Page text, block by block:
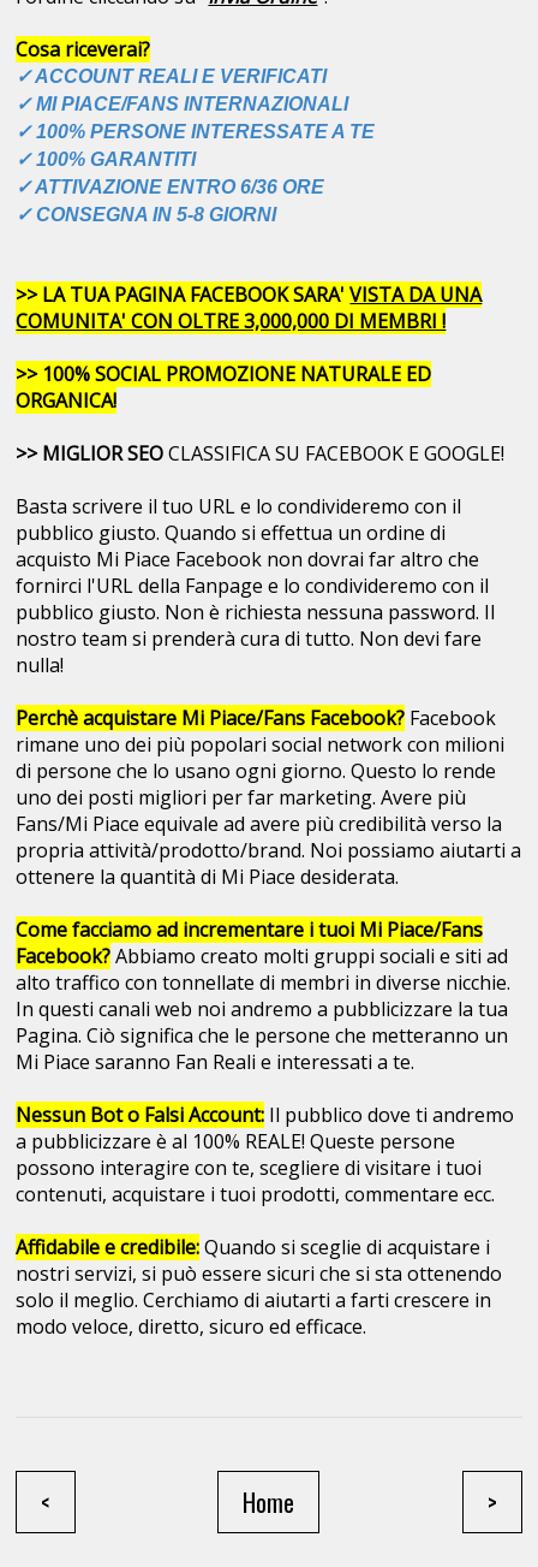
Cosa riceverai?
✓ ACCOUNT REALI E VERIFICATI
✓ MI PIACE/FANS INTERNAZIONALI
✓ 100% PERSONE INTERESSATE A TE
✓ 100% GARANTITI
✓ ATTIVAZIONE ENTRO 6/36 ORE
✓ CONSEGNA IN 5-8 GIORNI
>> LA TUA PAGINA FACEBOOK SARA'VISTA DA UNA
COMUNITA' CON OLTRE 3,000,000 DI MEMBRI !
>> 100% SOCIAL PROMOZIONE NATURALE ED
ORGANICA!
>> MIGLIOR SEOCLASSIFICA SU FACEBOOK E GOOGLE!
Basta scrivere il tuo URL e lo condivideremo con il
pubblico giusto. Quando si effettua un ordine di
acquisto Mi Piace Facebook non dovrai far altro che
fornirci l'URL della Fanpage e lo condivideremo con il
pubblico giusto. Non è richiesta nessuna password. Il
nostro team si prenderà cura di tutto. Non devi fare
nulla!
Perchè acquistare Mi Piace/Fans Facebook? Facebook
rimane uno dei più popolari social network con milioni
di persone che lo usano ogni giorno. Questo lo rende
uno dei posti migliori per far marketing. Avere più
Fans/Mi Piace equivale ad avere più credibilità verso la
propria attività/prodotto/brand. Noi possiamo aiutarti a
ottenere la quantità di Mi Piace desiderata.
Come facciamo ad incrementare i tuoi Mi Piace/Fans
Facebook?Abbiamo creato molti gruppi sociali e siti ad
alto traffico con tonnellate di membri in diverse nicchie.
In questi canali web noi andremo a pubblicizzare la tua
Pagina. Ciò significa che le persone che metteranno un
Mi Piace saranno Fan Reali e interessati a te.
Nessun Bot o Falsi Account: Il pubblico dove ti andremo
a pubblicizzare è al 100% REALE! Queste persone
possono interagire con te, scegliere di visitare i tuoi
contenuti, acquistare i tuoi prodotti, commentare ecc.
Affidabile e credibile:Quando si sceglie di acquistare i
nostri servizi, si può essere sicuri che si sta ottenendo
solo il meglio. Cerchiamo di aiutarti a farti crescere in
modo veloce, diretto, sicuro ed efficace.
< >
Home